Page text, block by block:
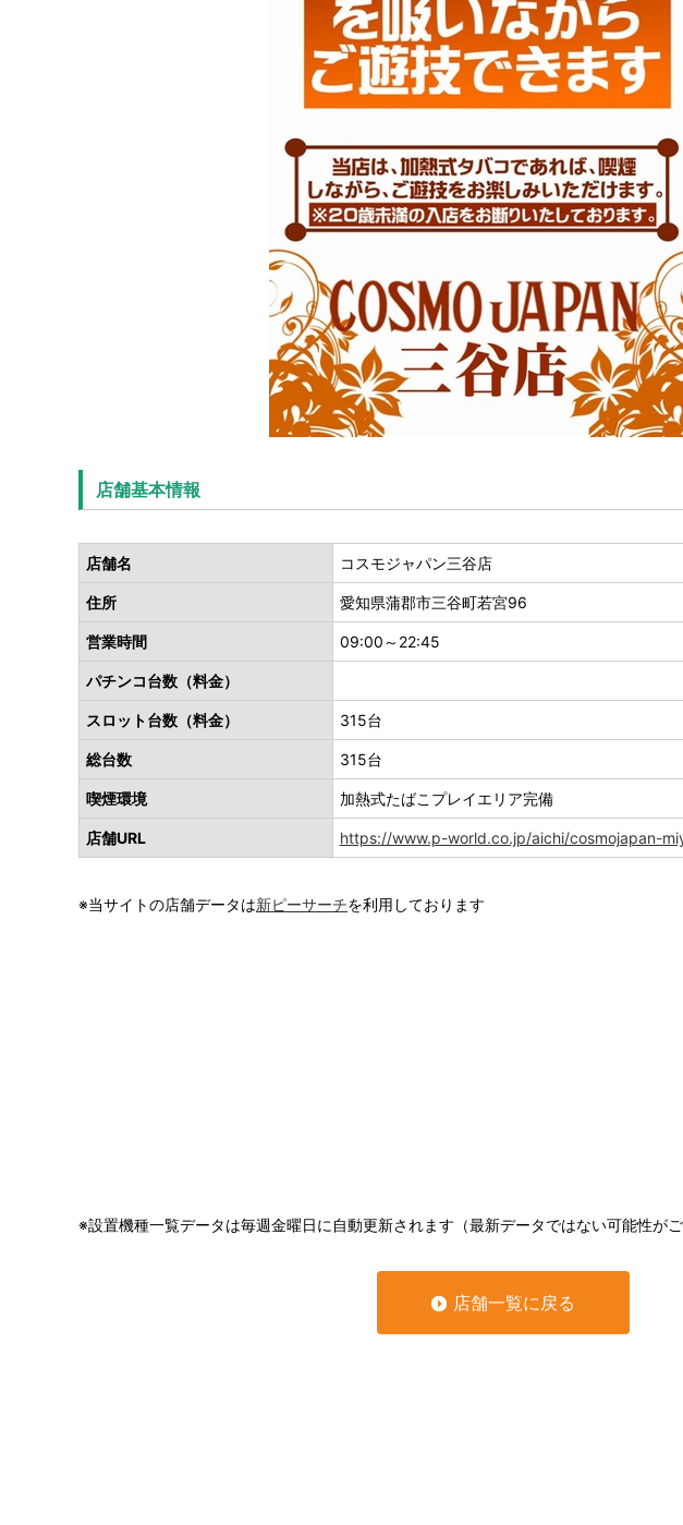
店舗基本情報
店舗名 コスモジャパン三谷店
住所 愛知県蒲郡市三谷町若宮96
営業時間 09:00～22:45
パチンコ台数（料金）
スロット台数（料金） 315台
総台数 315台
喫煙環境 加熱式たばこプレイエリア完備
店舗URL https://www.p-world.co.jp/aichi/cosmojapan-
※当サイトの店舗データは新ピーサーチを利用しております
※設置機種一覧データは毎週金曜日に自動更新されます（最新データではない可能性が
店舗一覧に戻る